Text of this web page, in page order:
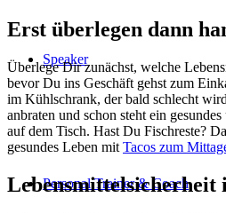
Speaker
Personal Trainer & Coach
Erst überlegen dann
Überlege Dir zunächst, welche
bevor Du ins Geschäft gehst zum
im Kühlschrank, der bald schlecht
anbraten und schon steht ein
auf dem Tisch. Hast Du Fischreste?
gesundes Leben mit Tacos zum
Lebensmittelsicherheit